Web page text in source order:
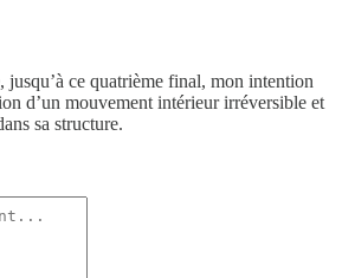
jusqu’à ce quatrième final, mon intention
d’un mouvement intérieur irréversible et
sa structure.